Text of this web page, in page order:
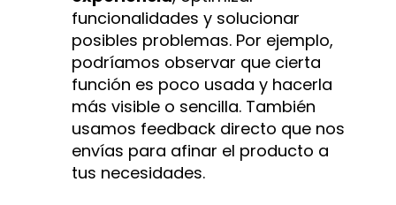
funcionalidades y solucionar
posibles problemas. Por ejemplo,
podríamos observar que cierta
función es poco usada y hacerla
más visible o sencilla. También
usamos feedback directo que nos
envías para afinar el producto a
tus necesidades.